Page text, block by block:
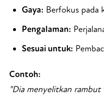
Gaya: Berfokus pada
Pengalaman:
Sesuai untuk:
Contoh:
"Dia menyelitkan